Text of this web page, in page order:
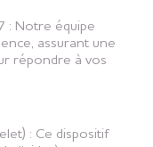
: Notre équipe
assurant une
répondre à vos
: Ce dispositif